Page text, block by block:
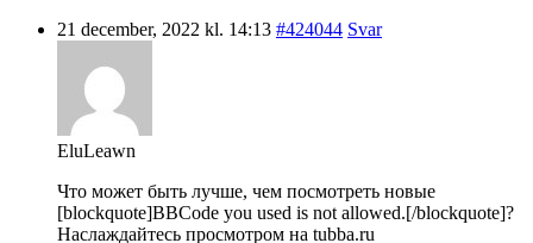
21 december, 2022 kl. 14:13 #424044 Svar
EluLeawn
Что может быть лучше, чем посмотреть новые
[blockquote]BBCode you used is not allowed.[/blockquote]?
Наслаждайтесь просмотром на tubba.ru